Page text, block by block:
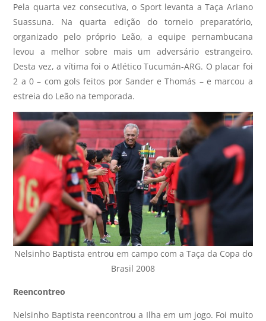
Pela quarta vez consecutiva, o Sport levanta a Taça Ariano
Suassuna. Na quarta edição do torneio preparatório,
organizado pelo próprio Leão, a equipe pernambucana
levou a melhor sobre mais um adversário estrangeiro.
Desta vez, a vítima foi o Atlético Tucumán-ARG. O placar foi
2 a 0 – com gols feitos por Sander e Thomás – e marcou a
estreia do Leão na temporada.
Nelsinho Baptista entrou em campo com a Taça da Copa do
Brasil 2008
Reencontreo
Nelsinho Baptista reencontrou a Ilha em um jogo. Foi muito